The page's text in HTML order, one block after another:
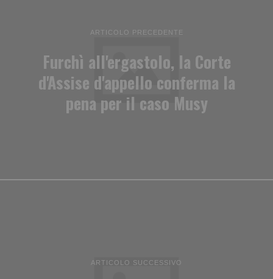
ARTICOLO PRECEDENTE
Furchì all'ergastolo, la Corte
d'Assise d'appello conferma la
pena per il caso Musy
ARTICOLO SUCCESSIVO